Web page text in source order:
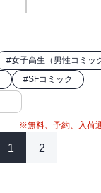
#女子高生（男性コミッ
#SFコミック
※無料、予約、入荷
1 2